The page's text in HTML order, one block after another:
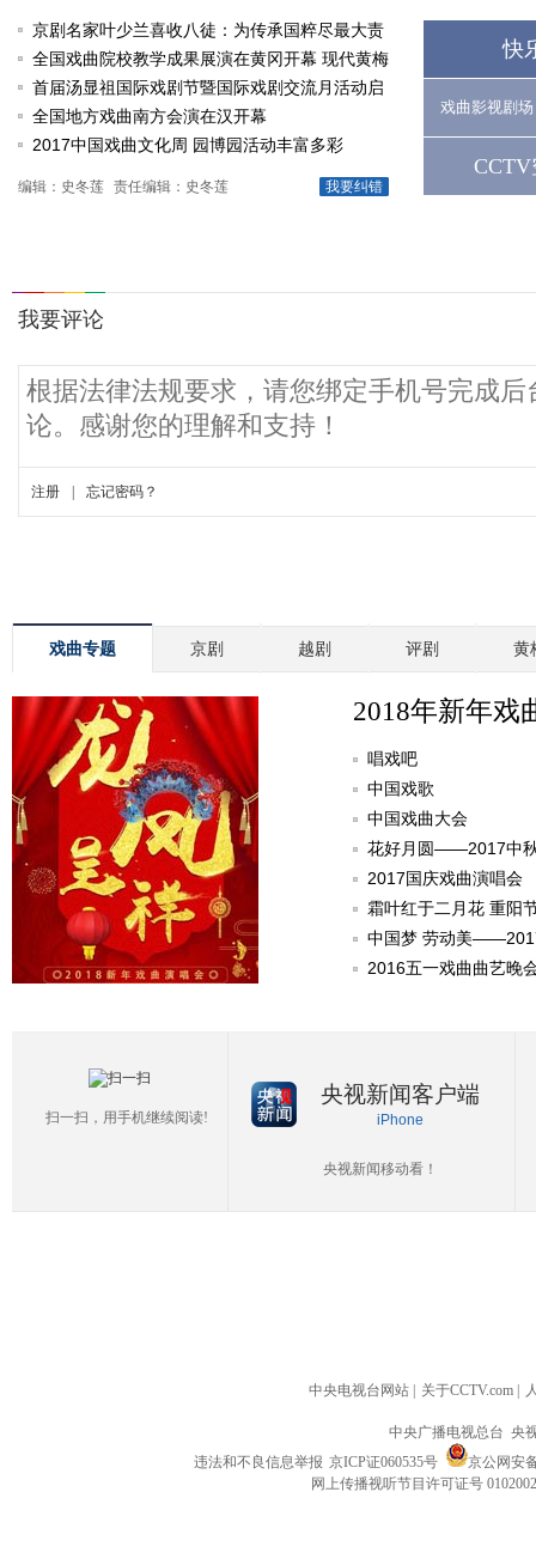
京剧名家叶少兰喜收八徒：为传承国粹尽最大责
任
全国戏曲院校教学成果展演在黄冈开幕 现代黄梅
戏《槐花谣》倾情..
首届汤显祖国际戏剧节暨国际戏剧交流月活动启
动
全国地方戏曲南方会演在汉开幕
2017中国戏曲文化周 园博园活动丰富多彩
我要纠错
编辑：史冬莲 责任编辑：史冬莲
快
戏曲影视剧场
戏曲专题 京剧 越剧 评剧 黄
2018年新年戏
唱戏吧
中国戏歌
中国戏曲大会
花好月圆——2017中
2017国庆戏曲演唱会
霜叶红于二月花 重阳
中国梦 劳动美
2016五一戏曲曲艺晚
扫一扫，用手机继续阅读!
央视新闻客户端
iPhone
央视新闻移动看！
中央电视台网站 关于CCTV.com
中央广播电视总台 央
违法和不良信息举报 京ICP证060535号
京公网安
网上传播视听节目许可证号